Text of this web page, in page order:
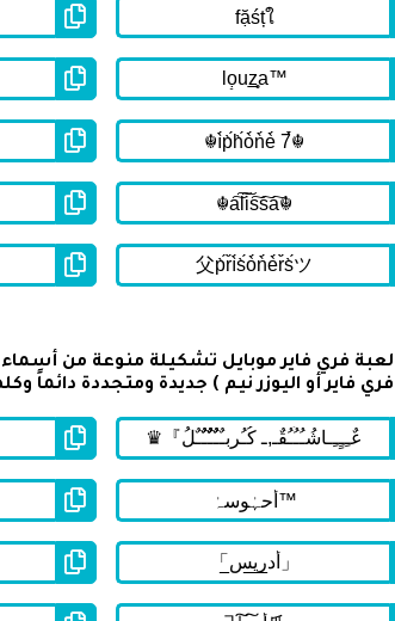
فاير أو اليوزر نيم ) جديدة ومتجددة